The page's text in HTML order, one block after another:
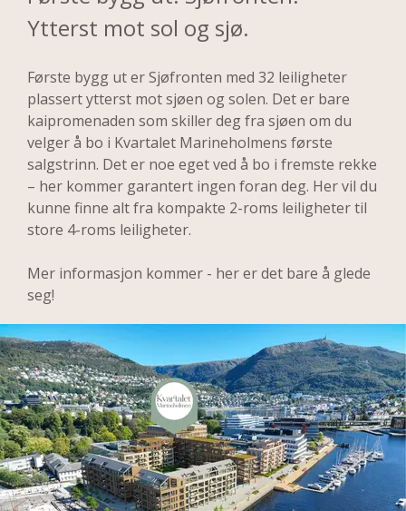
Ytterst mot sol og sjø.
Første bygg ut er Sjøfronten med 32 leiligheter
plassert ytterst mot sjøen og solen. Det er bare
kaipromenaden som skiller deg fra sjøen om du
velger å bo i Kvartalet Marineholmens første
salgstrinn. Det er noe eget ved å bo i fremste rekke
– her kommer garantert ingen foran deg. Her vil du
kunne finne alt fra kompakte 2-roms leiligheter til
store 4-roms leiligheter.
Mer informasjon kommer - her er det bare å glede
seg!